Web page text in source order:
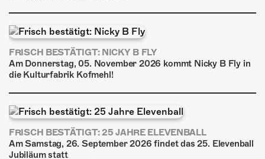
FRISCH BESTÄTIGT: NICKY B FLY
Am Donnerstag, 05. November 2026 kommt Nicky B Fly in
die Kulturfabrik Kofmehl!
FRISCH BESTÄTIGT: 25 JAHRE ELEVENBALL
Am Samstag, 26. September 2026 findet das 25. Elevenball
Jubiläum statt